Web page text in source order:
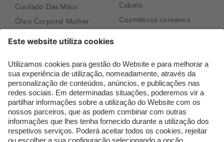
Cuidado Das Mãos
Óleo Corporal Mulher
Sérum de Rosto
Body mist & Spray
corporal
Produtos para Cabelo
Homem
Espuma de Limpeza
Facial
Cabelo
Cosméticos coreanos
Perfumes árabes
Novidades
Melhores Perfumes
Femininos
TOP 10: Perfumes
Masculinos
Pestanas Postiças